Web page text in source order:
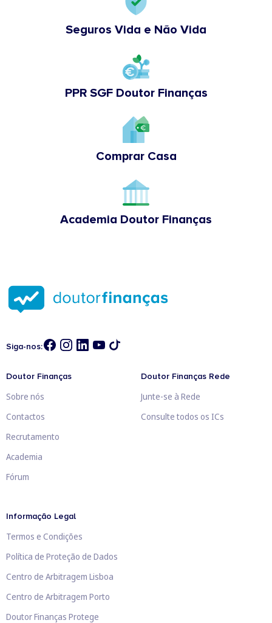
Seguros Vida e Não Vida
PPR SGF Doutor Finanças
Comprar Casa
Academia Doutor Finanças
Siga-nos:
Doutor Finanças
Sobre nós
Contactos
Recrutamento
Academia
Fórum
Doutor Finanças Rede
Junte-se à Rede
Consulte todos os ICs
Informação Legal
Termos e Condições
Política de Proteção de Dados
Centro de Arbitragem Lisboa
Centro de Arbitragem Porto
Doutor Finanças Protege